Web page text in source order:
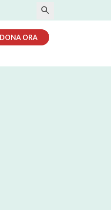
DONA ORA